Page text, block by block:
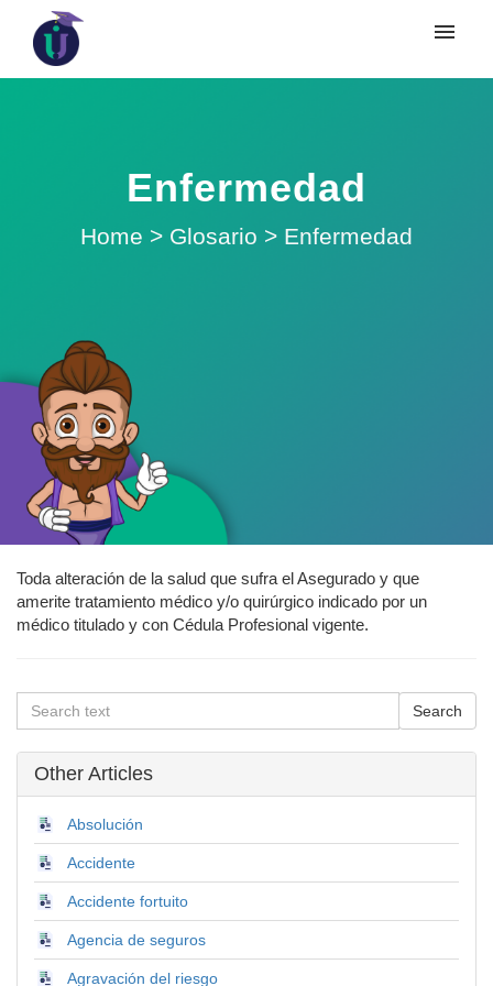
Enfermedad
Home > Glosario > Enfermedad
Toda alteración de la salud que sufra el Asegurado y que
amerite tratamiento médico y/o quirúrgico indicado por un
médico titulado y con Cédula Profesional vigente.
Other Articles
Absolución
Accidente
Accidente fortuito
Agencia de seguros
Agravación del riesgo